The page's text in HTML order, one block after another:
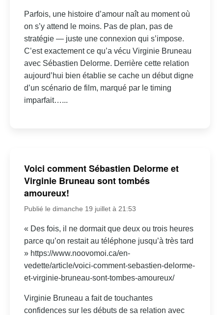
Parfois, une histoire d’amour naît au moment où
on s’y attend le moins. Pas de plan, pas de
stratégie — juste une connexion qui s’impose.
C’est exactement ce qu’a vécu Virginie Bruneau
avec Sébastien Delorme. Derrière cette relation
aujourd’hui bien établie se cache un début digne
d’un scénario de film, marqué par le timing
imparfait…...
Voici comment Sébastien Delorme et
Virginie Bruneau sont tombés
amoureux!
Publié le dimanche 19 juillet à 21:53
« Des fois, il ne dormait que deux ou trois heures
parce qu’on restait au téléphone jusqu’à très tard
» https://www.noovomoi.ca/en-
vedette/article/voici-comment-sebastien-delorme-
et-virginie-bruneau-sont-tombes-amoureux/
Virginie Bruneau a fait de touchantes
confidences sur les débuts de sa relation avec